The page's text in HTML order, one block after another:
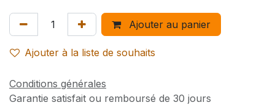
Ajouter au panier
Ajouter à la liste de souhaits
Conditions générales
Garantie satisfait ou remboursé de 30 jours